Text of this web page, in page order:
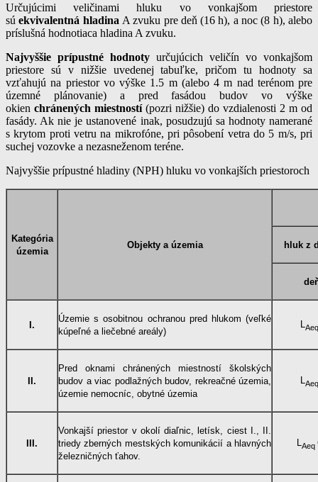
Určujúcimi veličinami hluku vo vonkajšom priestore
súekvivalentná hladina A zvuku pre deň (16 h), a noc (8 h), alebo
príslušná hodnotiaca hladina A zvuku.
Najvyššie prípustné hodnoty určujúcich veličín vo vonkajšom
priestore sú v nižšie uvedenej tabuľke, pričom tu hodnoty sa
vzťahujú na priestor vo výške 1.5 m (alebo 4 m nad terénom pre
územné plánovanie) a pred fasádou budov vo výške
okien chránených miestností(pozri nižšie) do vzdialenosti 2 m od
fasády. Ak nie je ustanovené inak, posudzujú sa hodnoty namerané
s krytom proti vetru na mikrofóne, pri pôsobení vetra do 5 m/s, pri
suchej vozovke a nezasneženom teréne.
Najvyššie prípustné hladiny (NPH) hluku vo vonkajších priestoroch
Kategória
územia
Objekty a územia hluk z
I.
Územie s osobitnou ochranou pred hlukom (veľké
kúpeľné a liečebné areály)
II.
Pred oknami chránených miestností školských
budov a viac podlažných budov, rekreačné územia,
územie nemocníc, obytné územia
III.
Vonkajší priestor v okolí diaľnic, letísk, ciest I., II.
triedy zberných mestských komunikácií a hlavných
železničných ťahov.
Aeq